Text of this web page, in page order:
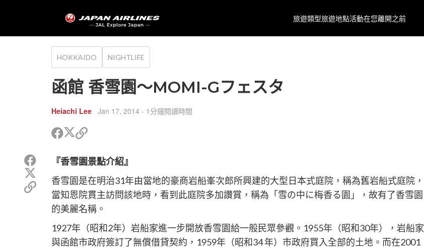
旅遊類型旅遊地點活動在您離開之前
HOKKAIDO NIGHTLIFE
函館 香雪園～MOMI-Gフェスタ
Heiachi Lee Jan 17, 2014 - 1分鐘閱讀時間
分
Facebook
分
享
Twitter
複
接
分
享
分
Facebook
享
Twitter
複
『香雪園景點介紹』
香雪園是在明治31年由當地的豪商岩船峯次郎所興建的大型日本式庭院，稱為舊岩船式庭院，
當知恩院貫主訪問該地時，看到此庭院多加讚賞，稱為「雪の中に梅香る園」，故有了香雪園
的美麗名稱。
1927年（昭和2年）岩船家進一步開放香雪園給一般民眾參觀。1955年（昭和30年），岩船家
與函館市政府簽訂了無償借貸契約，1959年（昭和34 年）市政府買入全部的土地。而在2001